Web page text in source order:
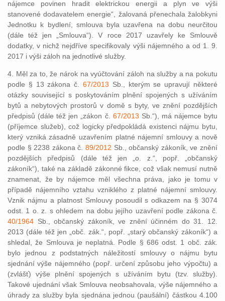
nájemce povinen hradit elektrickou energii a plyn ve výši
stanovené dodavatelem energie“, žalovaná přenechala žalobkyni
Jednotku k bydlení, smlouva byla uzavřena na dobu neurčitou
(dále též jen „Smlouva“). V roce 2017 uzavřely ke Smlouvě
dodatky, v nichž nejdříve specifikovaly výši nájemného a od 1. 9.
2017 i výši záloh na jednotlivé služby.
4. Měl za to, že nárok na vyúčtování záloh na služby a na pokutu
podle § 13 zákona č. 67/2013 Sb., kterým se upravují některé
otázky související s poskytováním plnění spojených s užíváním
bytů a nebytových prostorů v domě s byty, ve znění pozdějších
předpisů (dále též jen „zákon č. 67/2013 Sb.“), má nájemce bytu
(příjemce služeb), což logicky předpokládá existenci nájmu bytu,
který vzniká zásadně uzavřením platné nájemní smlouvy a nově
podle § 2238 zákona č. 89/2012 Sb., občanský zákoník, ve znění
pozdějších předpisů (dále též jen „o. z.“, popř. „občanský
zákoník“), také na základě zákonné fikce, což však nemusí nutně
znamenat, že by nájemce měl všechna práva, jako je tomu v
případě nájemního vztahu vzniklého z platné nájemní smlouvy.
Vznik nájmu a platnost Smlouvy posoudil s odkazem na § 3074
odst. 1 o. z. s ohledem na dobu jejího uzavření podle zákona č.
40/1964 Sb., občanský zákoník, ve znění účinném do 31. 12.
2013 (dále též jen „obč. zák.“, popř. „starý občanský zákoník“) a
shledal, že Smlouva je neplatná. Podle § 686 odst. 1 obč. zák.
bylo jednou z podstatných náležitostí smlouvy o nájmu bytu
sjednání výše nájemného (popř. určení způsobu jeho výpočtu) a
(zvlášť) výše plnění spojených s užíváním bytu (tzv. služby).
Takové ujednání však Smlouva neobsahovala, výše nájemného a
úhrady za služby byla sjednána jednou (paušální) částkou 4.100